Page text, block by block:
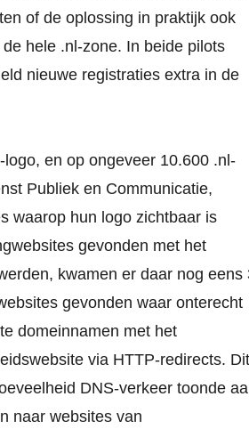
of de oplossing in praktijk ook
hele .nl-zone. In beide pilots
nieuwe registraties extra in de
en op ongeveer 10.600 .nl-
Publiek en Communicatie,
waarop hun logo zichtbaar is
gevonden met het
kwamen er daar nog eens
gevonden waar onterecht
domeinnamen met het
via HTTP-redirects. Dit
DNS-verkeer toonde
naar websites van